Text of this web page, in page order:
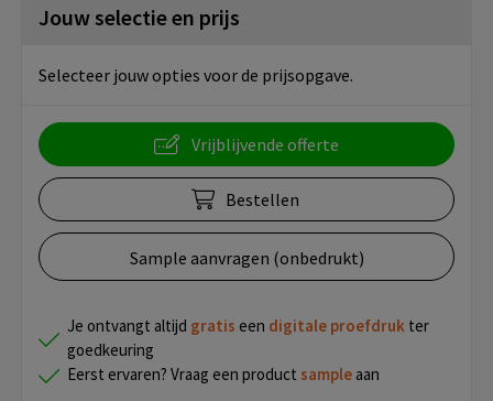
Jouw selectie en prijs
Selecteer jouw opties voor de prijsopgave.
Vrijblijvende offerte
Bestellen
Sample aanvragen (onbedrukt)
Je ontvangt altijd gratis een digitale proefdruk ter
goedkeuring
Eerst ervaren? Vraag een product sample aan